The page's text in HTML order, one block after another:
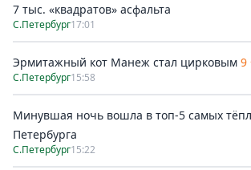
7 тыс. «квадратов» асфальта
С.Петербург17:01
Эрмитажный кот Манеж стал цирковым 9
С.Петербург15:58
Минувшая ночь вошла в топ-5 самых
Петербурга
С.Петербург15:22